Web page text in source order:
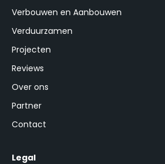
Verbouwen en Aanbouwen
Verduurzamen
Projecten
Reviews
Over ons
Partner
Contact
Legal